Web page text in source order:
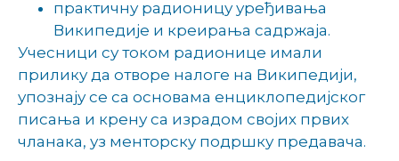
практичну радионицу уређивања
Википедије и креирања садржаја.
Учесници су током радионице имали
прилику да отворе налоге на Википедији,
упознају се са основама енциклопедијског
писања и крену са израдом својих првих
чланака, уз менторску подршку предавача.